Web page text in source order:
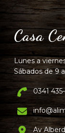
Casa
Lunes a
Sábados de 9
0341
Av